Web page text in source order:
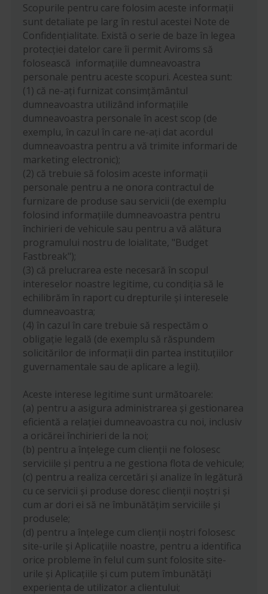
Scopurile pentru care folosim aceste informații
sunt detaliate pe larg în restul acestei Note de
Confidențialitate. Există o serie de baze în legea
protecției datelor care îi permit Aviroms să
folosească informațiile dumneavoastra
personale pentru aceste scopuri. Acestea sunt:
(1) că ne-ați furnizat consimțământul
dumneavoastra utilizând informațiile
dumneavoastra personale în acest scop (de
exemplu, în cazul în care ne-ați dat acordul
dumneavoastra pentru a vă trimite informari de
marketing electronic);
(2) că trebuie să folosim aceste informații
personale pentru a ne onora contractul de
furnizare de produse sau servicii (de exemplu
folosind informațiile dumneavoastra pentru
închirieri de vehicule sau pentru a vă alătura
programului nostru de loialitate, "Budget
Fastbreak");
(3) că prelucrarea este necesară în scopul
intereselor noastre legitime, cu condiția să le
echilibrăm în raport cu drepturile și interesele
dumneavoastra;
(4) în cazul în care trebuie să respectăm o
obligație legală (de exemplu să răspundem
solicitărilor de informații din partea instituțiilor
guvernamentale sau de aplicare a legii).
Aceste interese legitime sunt următoarele:
(a) pentru a asigura administrarea și gestionarea
eficientă a relației dumneavoastra cu noi, inclusiv
a oricărei închirieri de la noi;
(b) pentru a înțelege cum clienții ne folosesc
serviciile și pentru a ne gestiona flota de vehicule;
(c) pentru a realiza cercetări și analize în legătură
cu ce servicii și produse doresc clienții noștri și
cum ar dori ei să ne îmbunătățim serviciile și
produsele;
(d) pentru a înțelege cum clienții noștri folosesc
site-urile și Aplicațiile noastre, pentru a identifica
orice probleme în felul cum sunt folosite site-
urile și Aplicațiile și cum putem îmbunătăți
experiența de utilizator a clientului;